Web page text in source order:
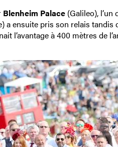
Blenheim Palace(Galileo), l’un
a ensuite pris son relais tandis
l’avantage à 400 mètres de